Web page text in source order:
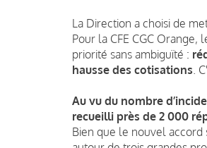
La Direction a choisi de
Pour la CFE CGC
priorité sans ambiguïté :
hausse des cotisations .
Au vu du nombre
recueilli près de 2 000
Bien que le nouvel accord